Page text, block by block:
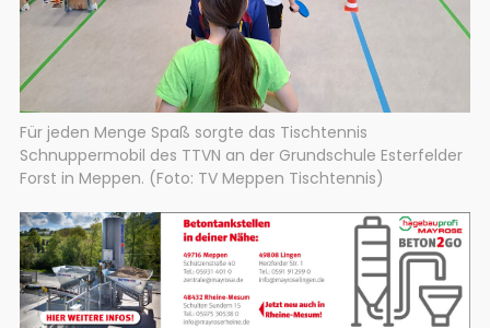
Für jeden Menge Spaß sorgte das Tischtennis
Schnuppermobil des TTVN an der Grundschule Esterfelder
Forst in Meppen. (Foto: TV Meppen Tischtennis)